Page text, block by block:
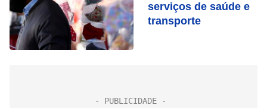
serviços de saúde e
transporte